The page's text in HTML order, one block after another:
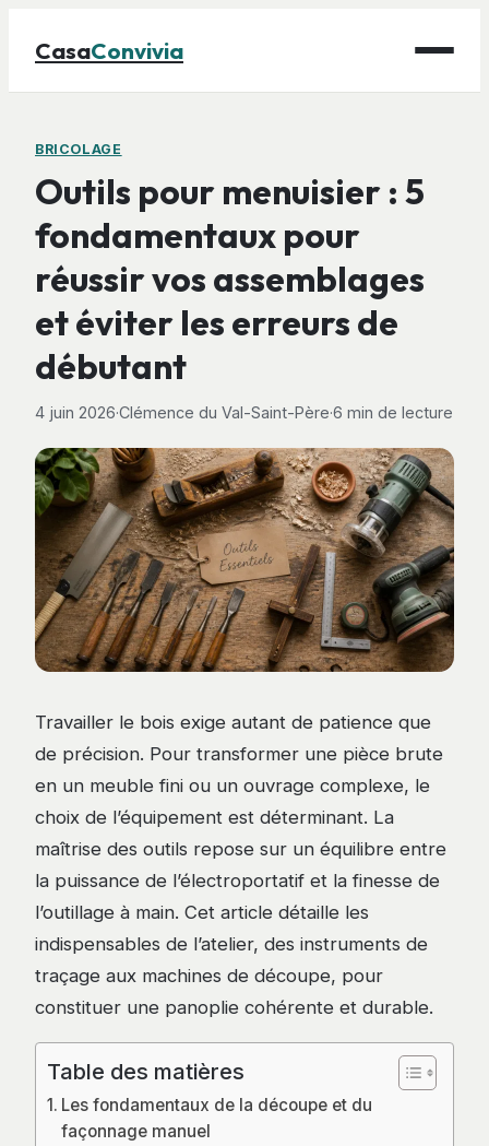
CasaConvivia
Maison
Bricolage
Gastronomie
Jardinage
BRICOLAGE
Outils pour menuisier : 5
fondamentaux pour
réussir vos assemblages
et éviter les erreurs de
débutant
4 juin 2026·Clémence du Val-Saint-Père·6 min de lecture
Travailler le bois exige autant de patience que
de précision. Pour transformer une pièce brute
en un meuble fini ou un ouvrage complexe, le
choix de l’équipement est déterminant. La
maîtrise des outils repose sur un équilibre entre
la puissance de l’électroportatif et la finesse de
l’outillage à main. Cet article détaille les
indispensables de l’atelier, des instruments de
traçage aux machines de découpe, pour
constituer une panoplie cohérente et durable.
Table des matières
Les fondamentaux de la découpe et du
façonnage manuel